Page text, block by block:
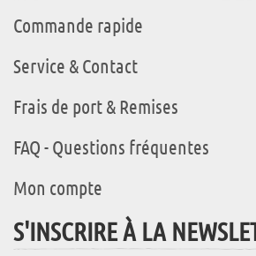
Commande rapide
Service & Contact
Frais de port & Remises
FAQ - Questions fréquentes
Mon compte
S'INSCRIRE À LA